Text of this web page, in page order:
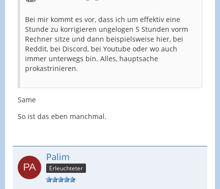
Bei mir kommt es vor, dass ich um effektiv eine
Stunde zu korrigieren ungelogen 5 Stunden vorm
Rechner sitze und dann beispielsweise hier, bei
Reddit, bei Discord, bei Youtube oder wo auch
immer unterwegs bin. Alles, hauptsache
prokastrinieren.
Same
So ist das eben manchmal.
Palim
Erleuchteter